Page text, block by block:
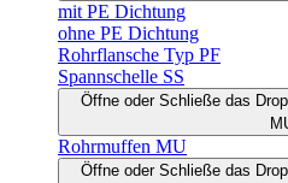
mit PE Dichtung
ohne PE Dichtung
Rohrflansche Typ PF
Spannschelle SS
Öffne oder Schließe das
Rohrmuffen MU
Öffne oder Schließe das